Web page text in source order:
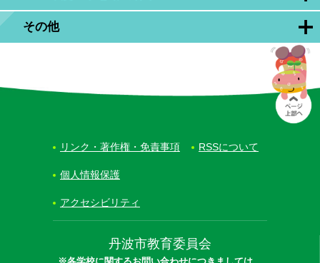
その他
丹波市教育委員会
リンク・著作権・免責事項 RSSについて
個人情報保護
アクセシビリティ